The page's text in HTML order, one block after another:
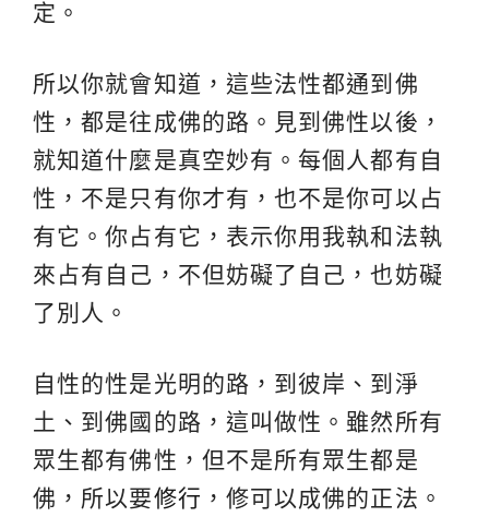
定。
所以你就會知道，這些法性都通到佛
性，都是往成佛的路。見到佛性以後，
就知道什麼是真空妙有。每個人都有自
性，不是只有你才有，也不是你可以占
有它。你占有它，表示你用我執和法執
來占有自己，不但妨礙了自己，也妨礙
了別人。
自性的性是光明的路，到彼岸、到淨
土、到佛國的路，這叫做性。雖然所有
眾生都有佛性，但不是所有眾生都是
佛，所以要修行 ，修可以成佛的正法。